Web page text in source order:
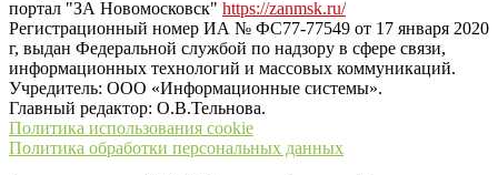
портал "ЗА Новомосковск" https://zanmsk.ru/
Регистрационный номер ИА № ФС77-77549 от 17 января 2020
г, выдан Федеральной службой по надзору в сфере связи,
информационных технологий и массовых коммуникаций.
Учредитель: ООО «Информационные системы».
Главный редактор: О.В.Тельнова.
Политика использования cookie
Политика обработки персональных данных